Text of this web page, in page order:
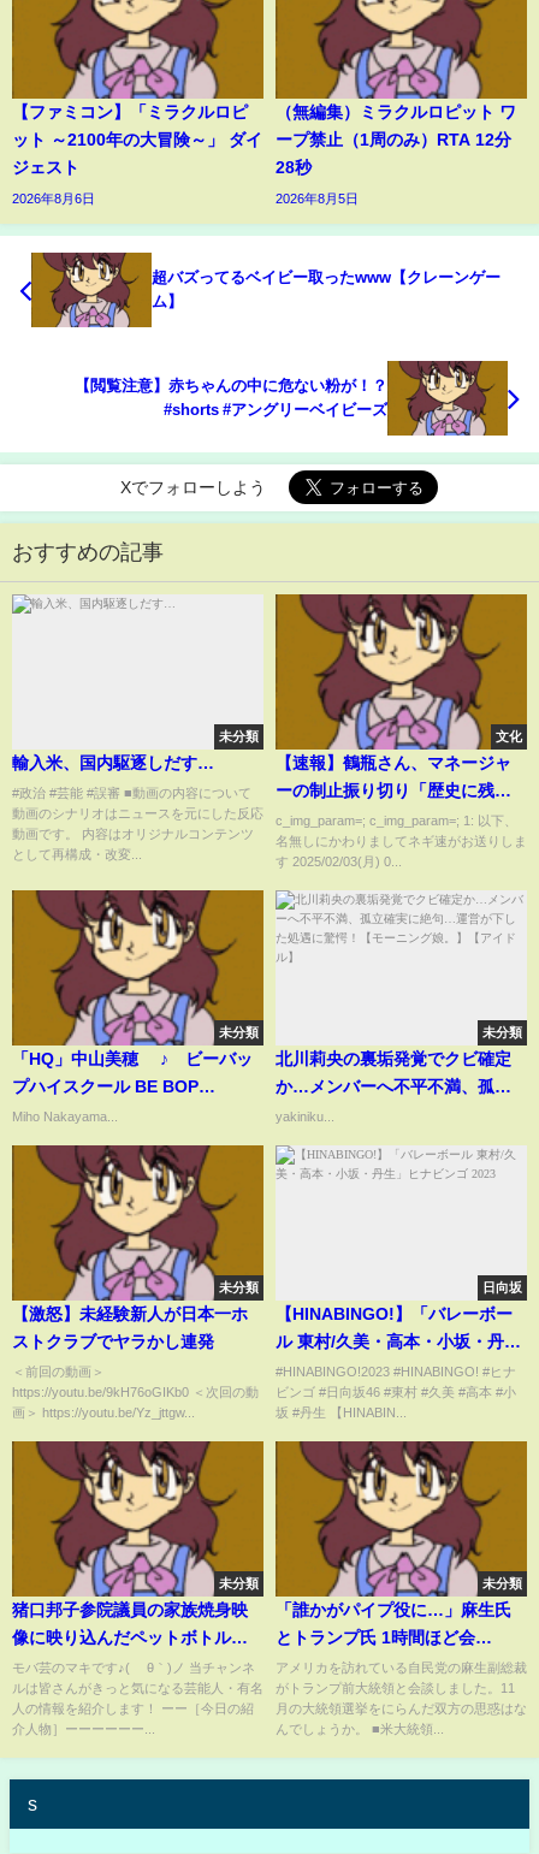
【ファミコン】「ミラクルロピ
ット ～2100年の大冒険～」 ダイ
ジェスト
2026年8月6日
（無編集）ミラクルロピット ワ
ープ禁止（1周のみ）RTA 12分
28秒
2026年8月5日
超バズってるベイビー取ったwww【クレーンゲー
ム】
【閲覧注意】赤ちゃんの中に危ない粉が！？
#shorts #アングリーベイビーズ
Xでフォローしよう
おすすめの記事
未分類
輸入米、国内駆逐しだす…
#政治 #芸能 #誤審 ■動画の内容について
動画のシナリオはニュースを元にした反応
動画です。 内容はオリジナルコンテンツ
として再構成・改変...
文化
【速報】鶴瓶さん、マネージャ
ーの制止振り切り「歴史に残る
トバッチリ」
c_img_param=; c_img_param=; 1: 以下、
名無しにかわりましてネギ速がお送りしま
す 2025/02/03(月) 0...
未分類
「HQ」中山美穂 ♪ ビーバッ
プハイスクール BE BOP
Miho Nakayama...
未分類
北川莉央の裏垢発覚でクビ確定
か…メンバーへ不平不満、孤立
確実に絶句…運営が下した処遇
に驚愕！【モーニング娘。】
【アイドル】
yakiniku...
未分類
【激怒】未経験新人が日本一ホ
ストクラブでヤラかし連発
＜前回の動画＞
https://youtu.be/9kH76oGIKb0 ＜次回の動
画＞ https://youtu.be/Yz_jttgw...
日向坂
【HINABINGO!】「バレーボー
ル 東村/久美・高本・小坂・丹
生」ヒナビンゴ 2023
#HINABINGO!2023 #HINABINGO! #ヒナ
ビンゴ #日向坂46 #東村 #久美 #高本 #小
坂 #丹生 【HINABIN...
未分類
猪口邦子参院議員の家族焼身映
像に映り込んだペットボトルの
中身が判明...電気火災と言われる
証拠に言葉を失う...DNA鑑定で
夫と長女の死去が確認された精
い...
モバ芸のマキです♪( ´θ｀)ノ 当チャンネ
ルは皆さんがきっと気になる芸能人・有名
人の情報を紹介します！ ーー［今日の紹
介人物］ーーーーーー...
未分類
「誰かがパイプ役に…」麻生氏
とトランプ氏 1時間ほど会
談、“もしトラ”備えの一方、配
慮も【Nスタ解説】｜
TBS NEWS DIG
アメリカを訪れている自民党の麻生副総裁
がトランプ前大統領と会談しました。11
月の大統領選挙をにらんだ双方の思惑はな
んでしょうか。 ■米大統領...
s